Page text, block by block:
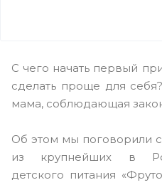
С чего начать первый
сделать проще для
мама, соблюдающая
Об этом мы поговорили
из крупнейших в
детского питания